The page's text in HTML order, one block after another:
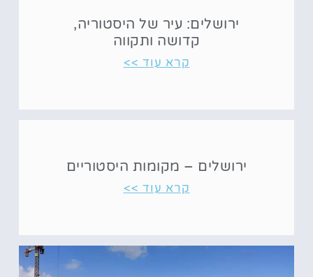
ירושלים: עיר של היסטוריה,
קדושה ותקווה
קרא עוד >>
ירושלים – מקומות היסטוריים
קרא עוד >>